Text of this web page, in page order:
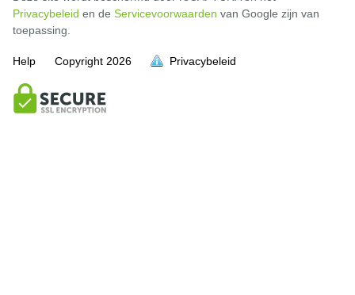
Privacybeleid en de Servicevoorwaarden van Google zijn van
toepassing.
Help Copyright 2026 Privacybeleid